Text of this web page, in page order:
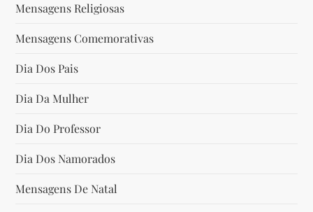
Mensagens Religiosas
Mensagens Comemorativas
Dia Dos Pais
Dia Da Mulher
Dia Do Professor
Dia Dos Namorados
Mensagens De Natal